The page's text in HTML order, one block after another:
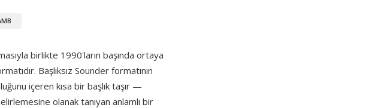
birlikte 1990'ların başında ortaya
Başlıksız Sounder formatının
içeren kısa bir başlık taşır —
olanak tanıyan anlamlı bir